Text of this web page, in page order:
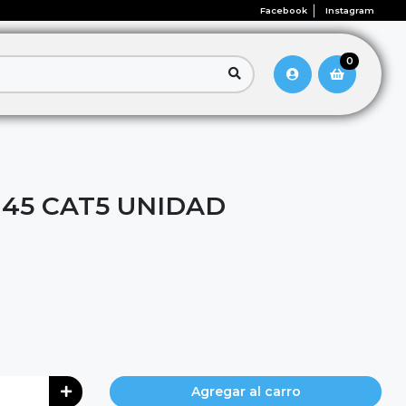
Facebook Instagram
0
CAT5 UNIDAD
Agregar al carro